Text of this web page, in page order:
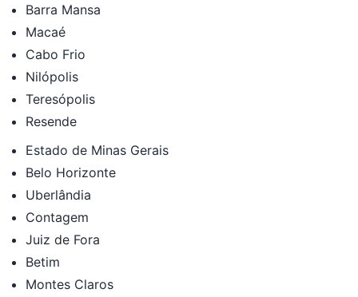
Barra Mansa
Macaé
Cabo Frio
Nilópolis
Teresópolis
Resende
Estado de Minas Gerais
Belo Horizonte
Uberlândia
Contagem
Juiz de Fora
Betim
Montes Claros